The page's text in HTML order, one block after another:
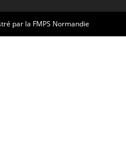
par la FMPS Normandie